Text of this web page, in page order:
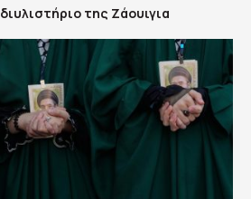
της Ζάουιγια